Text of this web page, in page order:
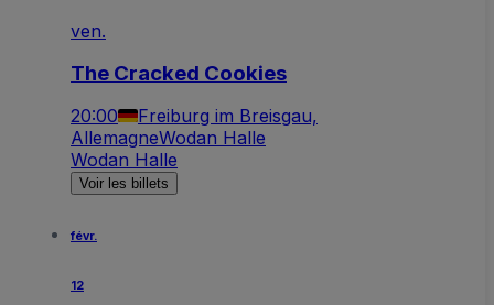
ven.
The Cracked Cookies
20:00
Freiburg im Breisgau,
AllemagneWodan Halle
Wodan Halle
Voir les billets
févr.
12